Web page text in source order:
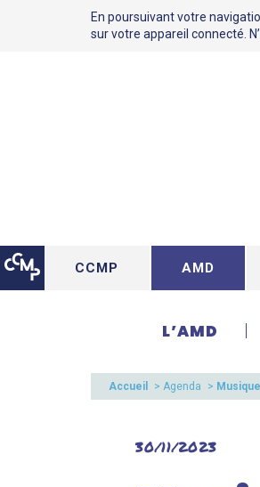
CCMP AMD
L’AMD
Accueil > Agenda >
30/11/2023
En poursuivant votre
sur votre appareil connecté.